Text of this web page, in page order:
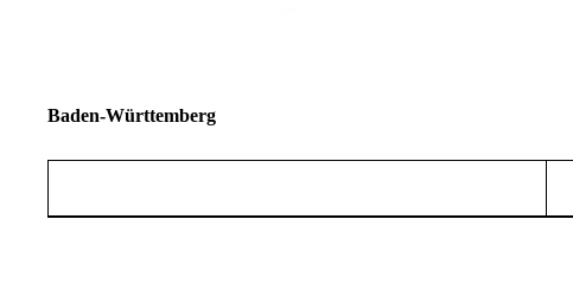
Baden-Württemberg